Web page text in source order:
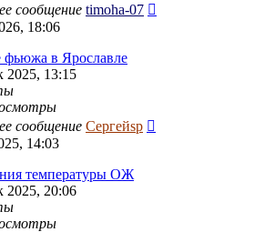
сообщение timoha-07
18:06
фьюжа в Ярославле
2025, 13:15
сообщение Сергейsp
14:03
температуры ОЖ
2025, 20:06